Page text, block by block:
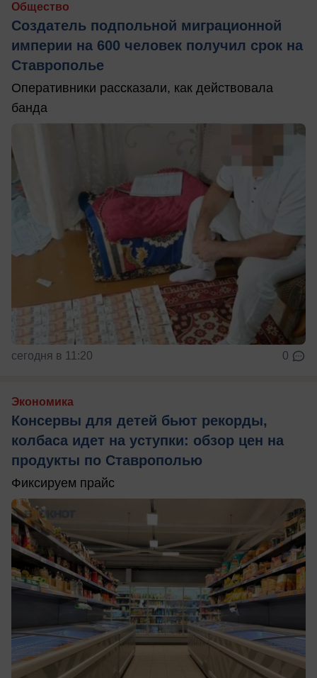
Общество
Создатель подпольной миграционной
империи на 600 человек получил срок на
Ставрополье
Оперативники рассказали, как действовала
банда
сегодня в 11:20 0
Экономика
Консервы для детей бьют рекорды,
колбаса идет на уступки: обзор цен на
продукты по Ставрополью
Фиксируем прайс